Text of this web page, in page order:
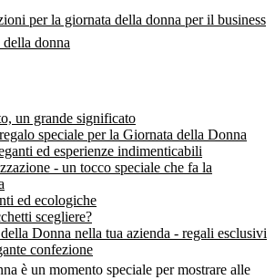
per la giornata della donna per il business
donna
un grande significato
speciale per la Giornata della Donna
ed esperienze indimenticabili
- un tocco speciale che fa la
ed ecologiche
scegliere?
Donna nella tua azienda - regali esclusivi
confezione
è un momento speciale per mostrare alle